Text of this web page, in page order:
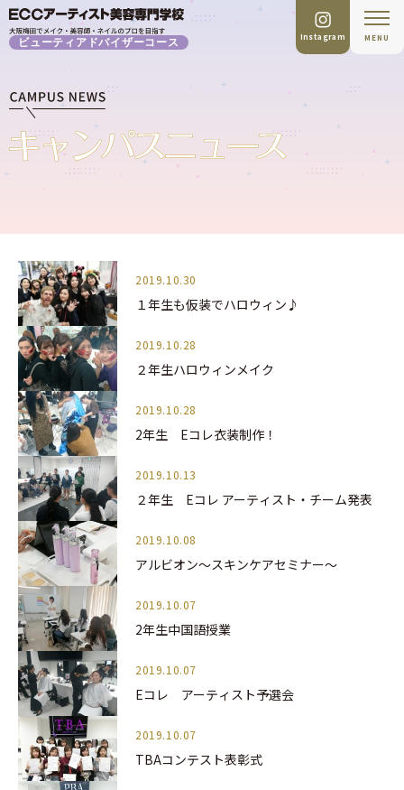
ビューティアドバイザーコース MENU
Instagram
2019.10.30
１年生も仮装でハロウィン♪
2019.10.28
２年生ハロウィンメイク
2019.10.28
2年生 Eコレ衣装制作！
2019.10.13
２年生 Eコレ アーティスト・チーム発表
2019.10.08
アルビオン～スキンケアセミナー～
2019.10.07
2年生中国語授業
2019.10.07
Eコレ アーティスト予選会
2019.10.07
TBAコンテスト表彰式